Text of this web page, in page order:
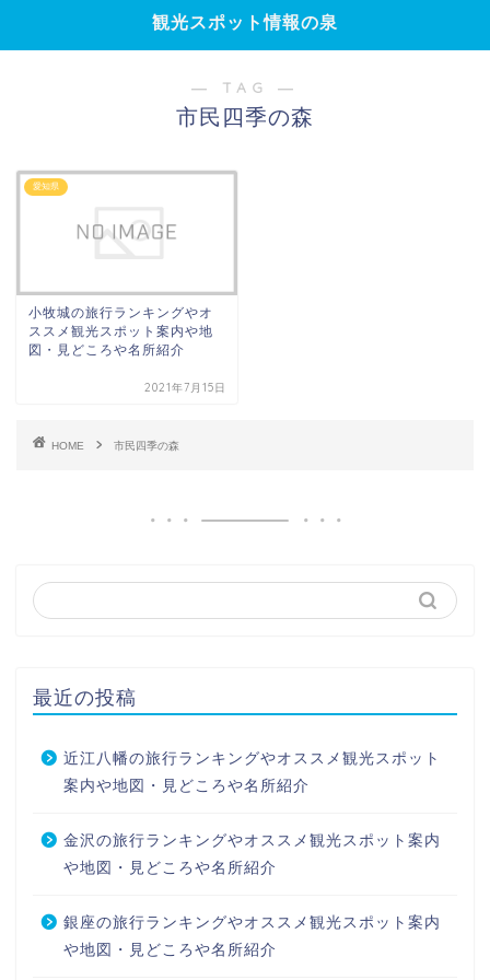
観光スポット情報の泉
― TAG ―
市民四季の森
愛知県
小牧城の旅行ランキングやオ
ススメ観光スポット案内や地
図・見どころや名所紹介
2021年7月15日
HOME 市民四季の森
最近の投稿
近江八幡の旅行ランキングやオススメ観光スポット
案内や地図・見どころや名所紹介
金沢の旅行ランキングやオススメ観光スポット案内
や地図・見どころや名所紹介
銀座の旅行ランキングやオススメ観光スポット案内
や地図・見どころや名所紹介